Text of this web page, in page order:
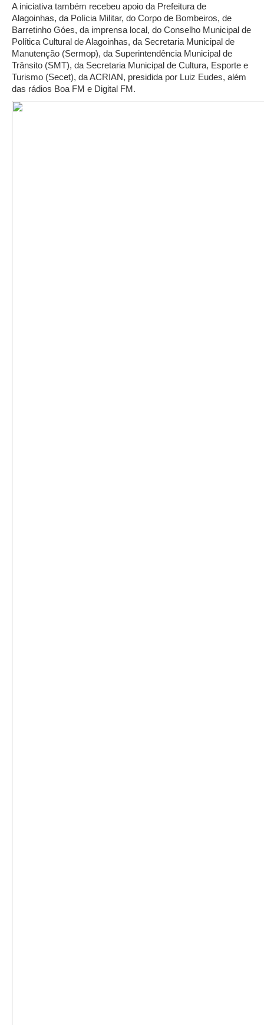
A iniciativa também recebeu apoio da Prefeitura de
Alagoinhas, da Polícia Militar, do Corpo de Bombeiros, de
Barretinho Góes, da imprensa local, do Conselho Municipal de
Política Cultural de Alagoinhas, da Secretaria Municipal de
Manutenção (Sermop), da Superintendência Municipal de
Trânsito (SMT), da Secretaria Municipal de Cultura, Esporte e
Turismo (Secet), da ACRIAN, presidida por Luiz Eudes, além
das rádios Boa FM e Digital FM.